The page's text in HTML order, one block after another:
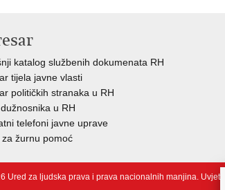
katalog službenih dokumenata RH
tijela javne vlasti
političkih stranaka u RH
u RH
telefoni javne uprave
za žurnu pomoć
Ured za ljudska prava i prava nacionalnih manjina. Uvjeti